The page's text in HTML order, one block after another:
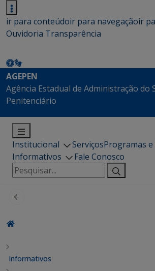
ir para conteúdoir para navegaçãoir
Ouvidoria Transparência
AGEPEN
Agência Estadual de Administração do
Penitenciário
Institucional ServiçosProgramas
Informativos
Fale Conosco
Pesquisar
por:
Informativos